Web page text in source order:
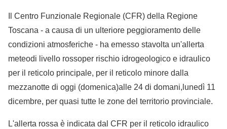
Il Centro Funzionale Regionale (CFR) della Regione
Toscana - a causa di un ulteriore peggioramento delle
condizioni atmosferiche - ha emesso stavolta un'allerta
meteodi livello rossoper rischio idrogeologico e idraulico
per il reticolo principale, per il reticolo minore dalla
mezzanotte di oggi (domenica)alle 24 di domani,lunedì 11
dicembre, per quasi tutte le zone del territorio provinciale.
L'allerta rossa è indicata dal CFR per il reticolo idraulico